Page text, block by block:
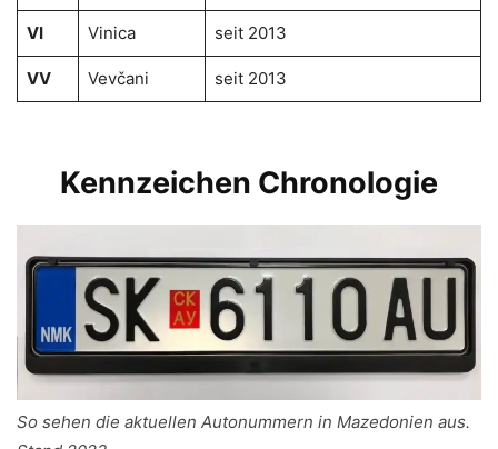
VI Vinica seit 2013
VV Vevčani seit 2013
Kennzeichen Chronologie
So sehen die aktuellen Autonummern in Mazedonien aus.